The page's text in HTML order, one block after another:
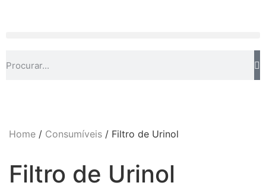
Home / Consumíveis / Filtro de Urinol
Filtro de Urinol